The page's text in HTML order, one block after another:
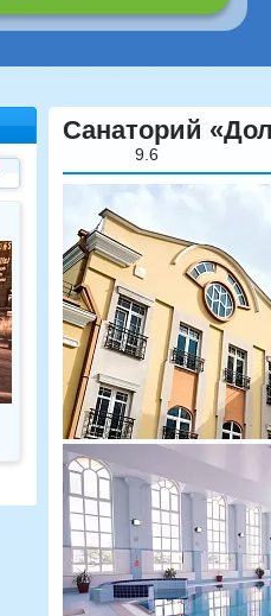
Светлана
+7 495 215 5755 доб.
+7 925-084-93-70
Санаторий
9.6